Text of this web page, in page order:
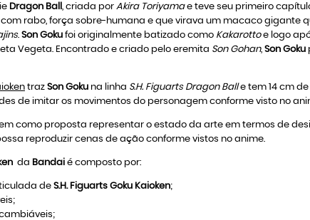
Dragon Ball , criada por Akira Toriyamae teve seu primeiro
rabo, força sobre-humana e que virava um macaco gigante
. Son Goku foi originalmente batizado como Kakarottoe logo
Vegeta. Encontrado e criado pelo eremita Son Gohan, Son Goku
traz Son Goku na linha S.H. Figuarts Dragon Balle tem 14 cm
de imitar os movimentos do personagem conforme visto no
como proposta representar o estado da arte em termos de
reproduzir cenas de ação conforme vistos no anime.
da Bandai é composto por:
de S.H. Figuarts Goku Kaioken;